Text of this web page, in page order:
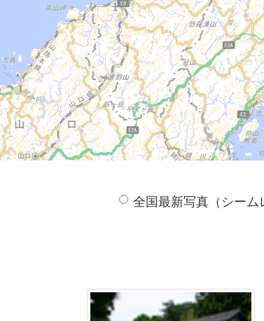
全国最新写真（シー